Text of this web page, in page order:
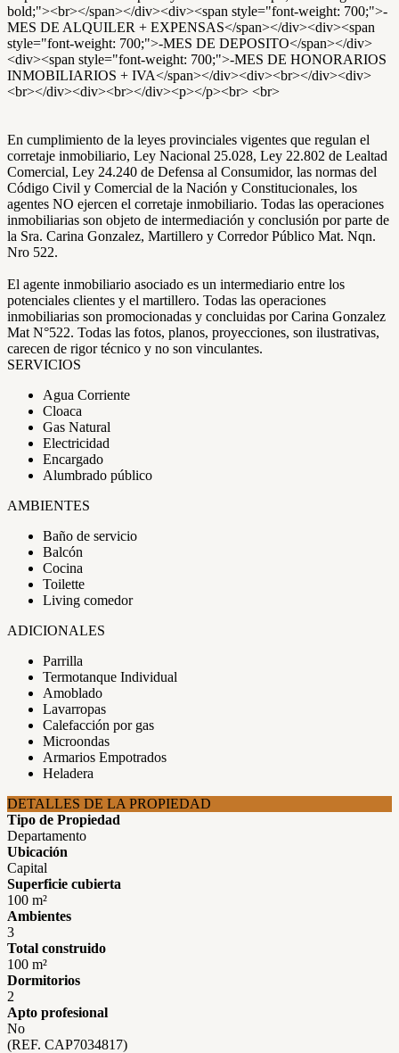
bold;"><br></span></div><div><span style="font-weight: 700;">-
MES DE ALQUILER + EXPENSAS</span></div><div><span
style="font-weight: 700;">-MES DE DEPOSITO</span></div>
<div><span style="font-weight: 700;">-MES DE HONORARIOS
INMOBILIARIOS + IVA</span></div><div><br></div><div>
<br></div><div><br></div><p></p><br> <br>
En cumplimiento de la leyes provinciales vigentes que regulan el
corretaje inmobiliario, Ley Nacional 25.028, Ley 22.802 de Lealtad
Comercial, Ley 24.240 de Defensa al Consumidor, las normas del
Código Civil y Comercial de la Nación y Constitucionales, los
agentes NO ejercen el corretaje inmobiliario. Todas las operaciones
inmobiliarias son objeto de intermediación y conclusión por parte de
la Sra. Carina Gonzalez, Martillero y Corredor Público Mat. Nqn.
Nro 522.
El agente inmobiliario asociado es un intermediario entre los
potenciales clientes y el martillero. Todas las operaciones
inmobiliarias son promocionadas y concluidas por Carina Gonzalez
Mat N°522. Todas las fotos, planos, proyecciones, son ilustrativas,
carecen de rigor técnico y no son vinculantes.
SERVICIOS
Agua Corriente
Cloaca
Gas Natural
Electricidad
Encargado
Alumbrado público
AMBIENTES
Baño de servicio
Balcón
Cocina
Toilette
Living comedor
ADICIONALES
Parrilla
Termotanque Individual
Amoblado
Lavarropas
Calefacción por gas
Microondas
Armarios Empotrados
Heladera
DETALLES DE LA PROPIEDAD
Tipo de Propiedad
Departamento
Ubicación
Capital
Superficie cubierta
100 m²
Ambientes
3
Total construido
100 m²
Dormitorios
2
Apto profesional
No
(REF. CAP7034817)